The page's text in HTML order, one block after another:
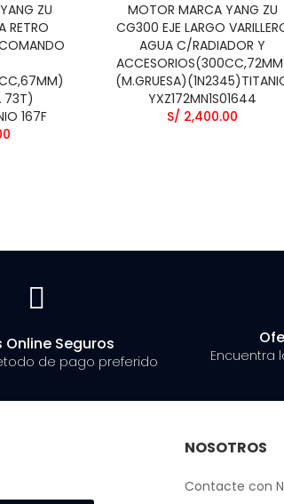
ZU
RETRO
73T)
167F
MOTOR MARCA YANG ZU
CG300 EJE LARGO
AGUA C/RADIADOR Y
YXZ172MN1S01644
S/ 2,400.00
Online Seguros
de pago preferido Encuentra
NOSOTROS
Contacte con